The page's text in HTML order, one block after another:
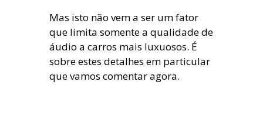
Mas isto não vem a ser um fator
que limita somente a qualidade de
áudio a carros mais luxuosos. É
sobre estes detalhes em particular
que vamos comentar agora.